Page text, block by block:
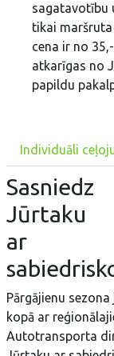
sagatavotību
tikai
cena ir no
atkarīgas no
papildu
Individuāli
Sasniedz
Jūrtaku
ar
Pārgājienu
kopā ar
Autotransporta